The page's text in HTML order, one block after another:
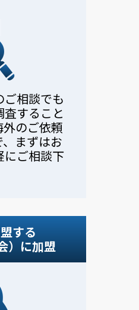
相談でも
すること
のご依頼
まずはお
にご相談下
する
）に加盟